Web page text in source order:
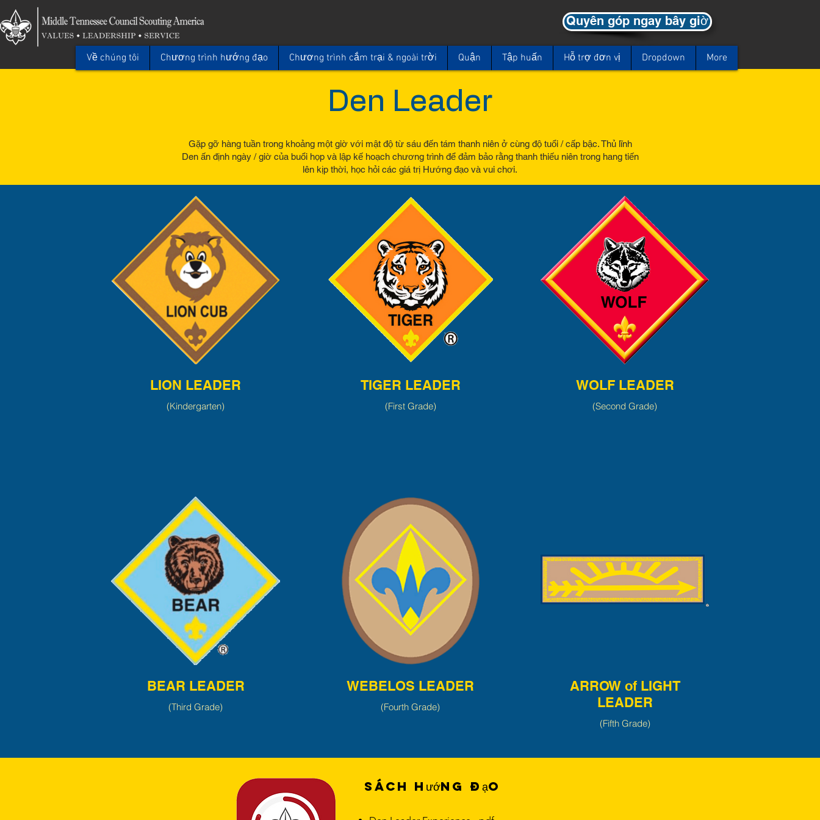
Về chúng tôi Chương trình hướng đạo Chương trình cắm trại & ngoài trời Quận Tập huấn Hỗ trợ đơn vị Dropdown More
Quyên góp ngay bây giờ
Den Leader
Gặp gỡ hàng tuần trong khoảng một giờ với mật độ từ sáu đến tám thanh niên ở cùng độ tuổi / cấp bậc. Thủ lĩnh
Den ấn định ngày / giờ của buổi họp và lập kế hoạch chương trình để đảm bảo rằng thanh thiếu niên trong hang tiến
lên kịp thời, học hỏi các giá trị Hướng đạo và vui chơi.
LION LEADER
(Kindergarten)
TIGER LEADER
(First Grade)
WOLF LEADER
(Second Grade)
BEAR LEADER
(Third Grade)
WEBELOS LEADER
(Fourth Grade)
ARROW of LIGHT
LEADER
(Fifth Grade)
Sách hướng đạo